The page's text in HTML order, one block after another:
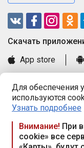
Для обеспечения
используются
Узнать подробнее
Внимание! При
cookie» все
Cкачать
App store
Книга замечаний и
Правила и документы
Praca.by ©
Республика
117а, пом. № 9.